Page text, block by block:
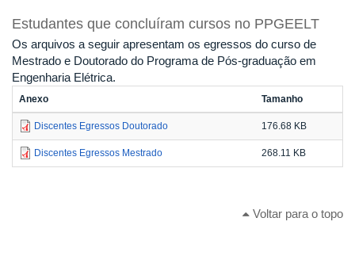
Estudantes que concluíram cursos no PPGEELT
Os arquivos a seguir apresentam os egressos do curso de
Mestrado e Doutorado do Programa de Pós-graduação em
Engenharia Elétrica.
Anexo Tamanho
Discentes Egressos Doutorado 176.68 KB
Discentes Egressos Mestrado 268.11 KB
Voltar para o topo